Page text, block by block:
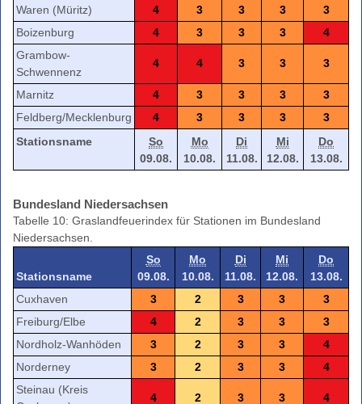
Waren (Müritz)
4 3 3 3
3
Boizenburg
4 3 3 3
4
Grambow-
Schwennenz
4 4 3 3 3
Marnitz 4 3 3 3
3
Feldberg/Mecklenburg
4 3 3 3
3
Stationsname
So
09.08.
Mo
10.08.
Di
11.08.
Mi
12.08.
Do
13.08.
Bundesland Niedersachsen
Tabelle 10: Graslandfeuerindex für Stationen im Bundesland
Niedersachsen.
Stationsname
So
09.08.
Mo
10.08.
Di
11.08.
Mi
12.08.
Do
13.08.
Cuxhaven
3 2 3 3
3
Freiburg/Elbe
4 2 3 3
3
Nordholz-Wanhöden
3 2 3 3
4
Norderney
3 2 3 3
4
Steinau (Kreis
4 2 3 3 4